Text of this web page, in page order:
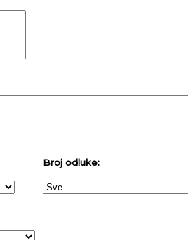
Broj odluke: